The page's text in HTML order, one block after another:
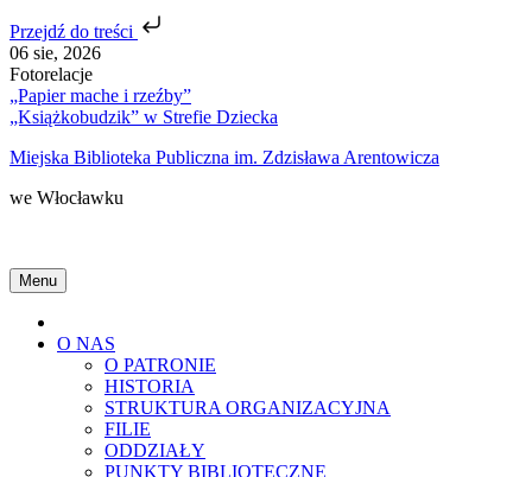
Przejdź do treści
Skip
to
content
06 sie, 2026
Fotorelacje
„Papier mache i rzeźby”
„Książkobudzik” w Strefie Dziecka
Miejska Biblioteka Publiczna im. Zdzisława Arentowicza
we Włocławku
Menu
O NAS
O PATRONIE
HISTORIA
STRUKTURA ORGANIZACYJNA
FILIE
ODDZIAŁY
PUNKTY BIBLIOTECZNE